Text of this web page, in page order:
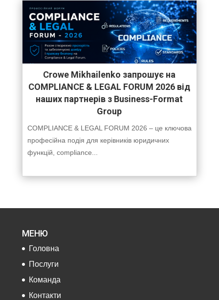
Crowe Mikhailenko запрошує на
COMPLIANCE & LEGAL FORUM 2026 від
наших партнерів з Business-Format
Group
COMPLIANCE & LEGAL FORUM 2026 – це ключова
професійна подія для керівників юридичних
функцій, compliance...
МЕНЮ
Головна
Послуги
Команда
Контакти